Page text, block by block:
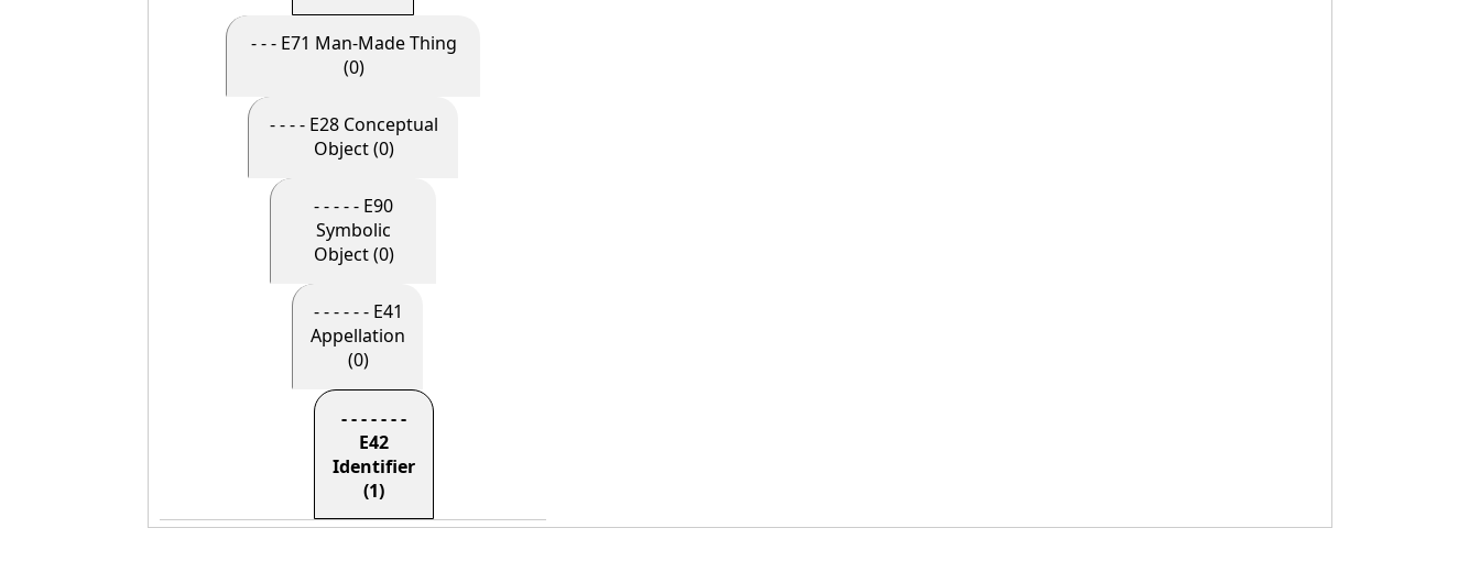
- - - E71 Man-Made Thing
(0)
- - - - E28 Conceptual
Object (0)
- - - - - E90
Symbolic
Object (0)
- - - - - - E41
Appellation
(0)
- - - - - - -
E42
Identifier
(1)